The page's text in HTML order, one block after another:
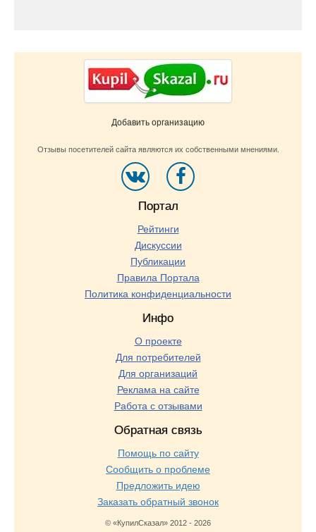
Добавить организацию
Отзывы посетителей сайта являются их собственными мнениями.
Портал
Рейтинги
Дискуссии
Публикации
Правила Портала
Политика конфиденциальности
Инфо
О проекте
Для потребителей
Для организаций
Реклама на сайте
Работа с отзывами
Обратная связь
Помощь по сайту
Сообщить о проблеме
Предложить идею
Заказать обратный звонок
© «КупилСказал» 2012 - 2026